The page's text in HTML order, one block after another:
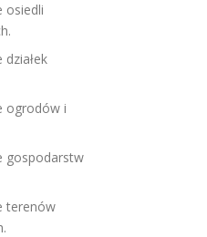
osiedli
działek
ogrodów i
gospodarstw
terenów